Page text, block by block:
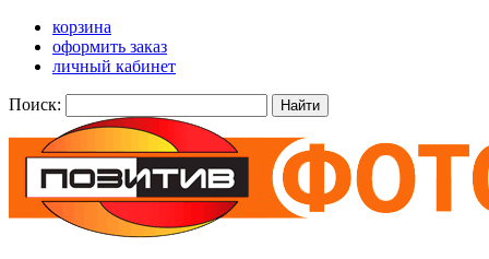
корзина
оформить заказ
личный кабинет
Поиск: Найти